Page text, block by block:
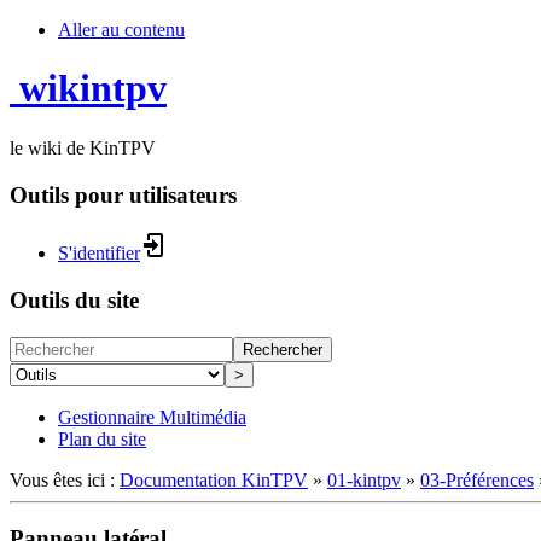
Aller au contenu
wikintpv
le wiki de KinTPV
Outils pour utilisateurs
S'identifier
Outils du site
Rechercher
>
Gestionnaire Multimédia
Plan du site
Vous êtes ici : Documentation KinTPV » 01-kintpv » 03-Préférences